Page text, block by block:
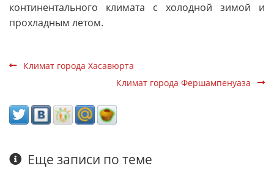
континентального климата с холодной зимой и
прохладным летом.
Климат города Хасавюрта
Климат города Фершампенуаза
Еще записи по теме